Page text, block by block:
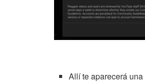
Allí te aparecerá una